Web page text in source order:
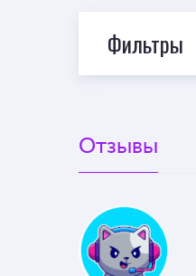
Фильтры
Отзывы